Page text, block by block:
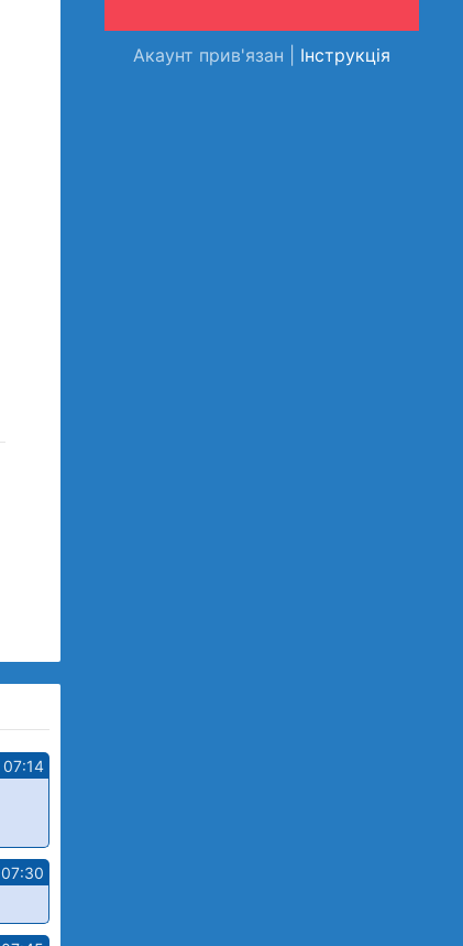
Акаунт прив'язан | Інструкція